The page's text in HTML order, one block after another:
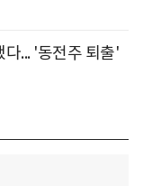
... '동전주 퇴출'